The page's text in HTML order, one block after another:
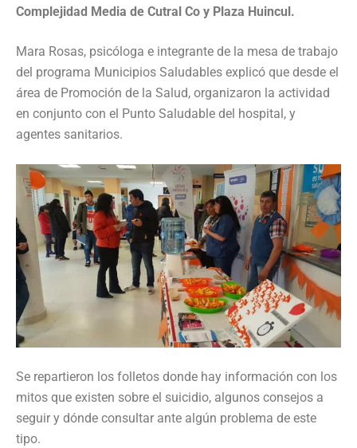
Complejidad Media de Cutral Co y Plaza Huincul.
Mara Rosas, psicóloga e integrante de la mesa de trabajo
del programa Municipios Saludables explicó que desde el
área de Promoción de la Salud, organizaron la actividad
en conjunto con el Punto Saludable del hospital, y
agentes sanitarios.
Se repartieron los folletos donde hay información con los
mitos que existen sobre el suicidio, algunos consejos a
seguir y dónde consultar ante algún problema de este
tipo.